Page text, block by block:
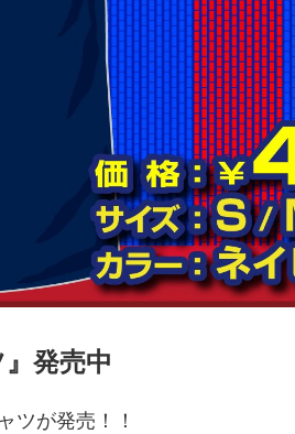
』発売中
ツが発売！！